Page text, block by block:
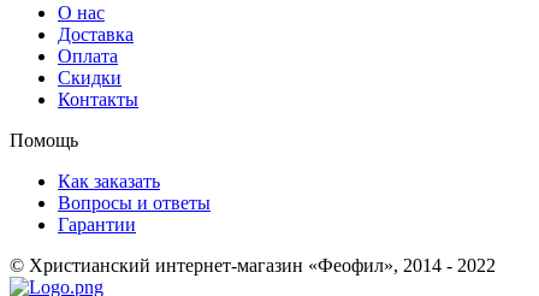
О нас
Доставка
Оплата
Скидки
Контакты
Помощь
Как заказать
Вопросы и ответы
Гарантии
© Христианский интернет-магазин «Феофил», 2014 - 2022